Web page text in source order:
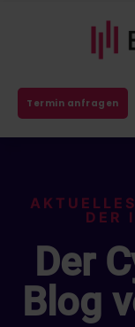
Termin anfragen
DER
Der
Blog